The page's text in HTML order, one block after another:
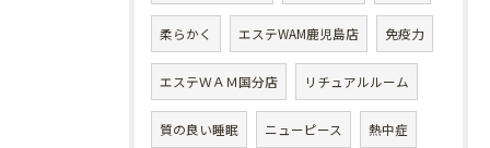
柔らかく エステWAM鹿児島店 免疫力
エステＷＡＭ国分店 リチュアルルーム
質の良い睡眠 ニューピース 熱中症